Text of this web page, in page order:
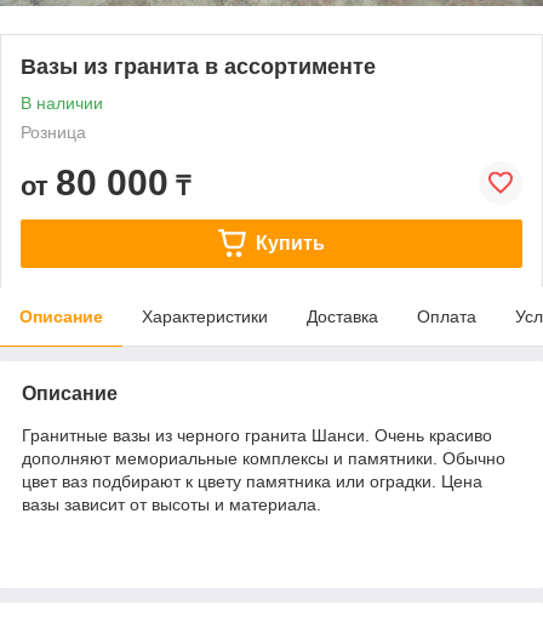
Вазы из гранита в ассортименте
В наличии
Розница
от 80 000 ₸
Купить
Описание Характеристики Доставка Оплата
Описание
Гранитные вазы из черного гранита Шанси. Очень красиво
дополняют мемориальные комплексы и памятники. Обычно
цвет ваз подбирают к цвету памятника или оградки. Цена
вазы зависит от высоты и материала.